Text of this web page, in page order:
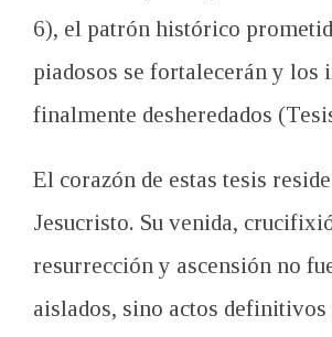
6), el patrón histórico
piadosos se fortalecerán y los
finalmente desheredados
El corazón de estas tesis
Jesucristo. Su venida,
resurrección y ascensión no
aislados, sino actos definitivos